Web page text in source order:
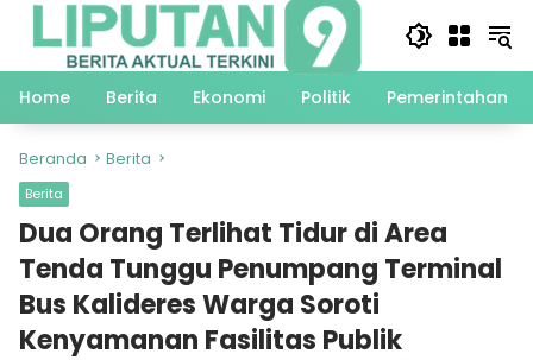
Langsung
Home
Berita Ekonomi Politik Pemerintahan
Beranda Berita
Berita
Dua Orang Terlihat Tidur di Area
Tenda Tunggu Penumpang Terminal
Bus Kalideres Warga Soroti
Kenyamanan Fasilitas Publik